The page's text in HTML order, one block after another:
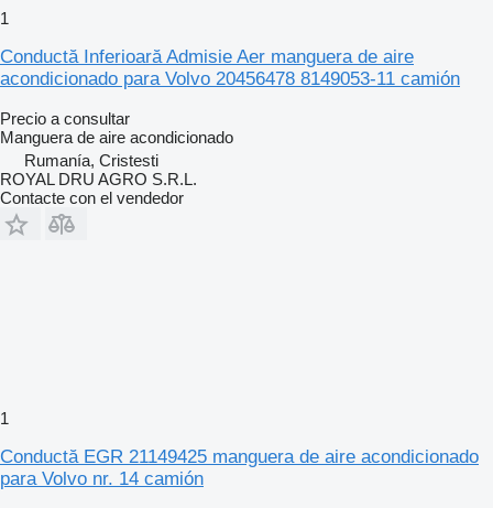
1
Conductă Inferioară Admisie Aer manguera de aire
acondicionado para Volvo 20456478 8149053-11 camión
Precio a consultar
Manguera de aire acondicionado
Rumanía, Cristesti
ROYAL DRU AGRO S.R.L.
Contacte con el vendedor
1
Conductă EGR 21149425 manguera de aire acondicionado
para Volvo nr. 14 camión